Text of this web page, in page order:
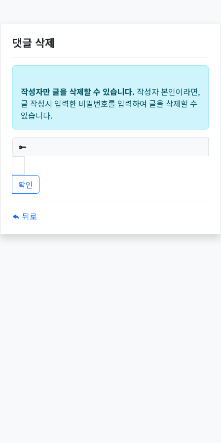
댓글 삭제
작성자만 글을 삭제할 수 있습니다. 작성자 본인이라면,
글 작성시 입력한 비밀번호를 입력하여 글을 삭제할 수
있습니다.
필수
뒤로